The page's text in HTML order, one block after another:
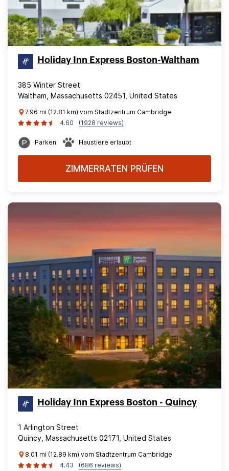
Holiday Inn Express Boston-Waltham
385 Winter Street
Waltham, Massachusetts 02451, United States
7.96 mi (12.81 km) vom Stadtzentrum Cambridge
4.60
(1928 reviews)
Parken Haustiere erlaubt
ZIMMERRATEN PRÜFEN
Holiday Inn Express Boston - Quincy
1 Arlington Street
Quincy, Massachusetts 02171, United States
8.01 mi (12.89 km) vom Stadtzentrum Cambridge
4.43
(686 reviews)